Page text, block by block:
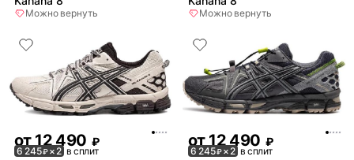
Можно вернуть Можно вернуть
от 12 490 ₽
6 245₽× 2 в сплит
от 12 490 ₽
6 245₽× 2 в сплит